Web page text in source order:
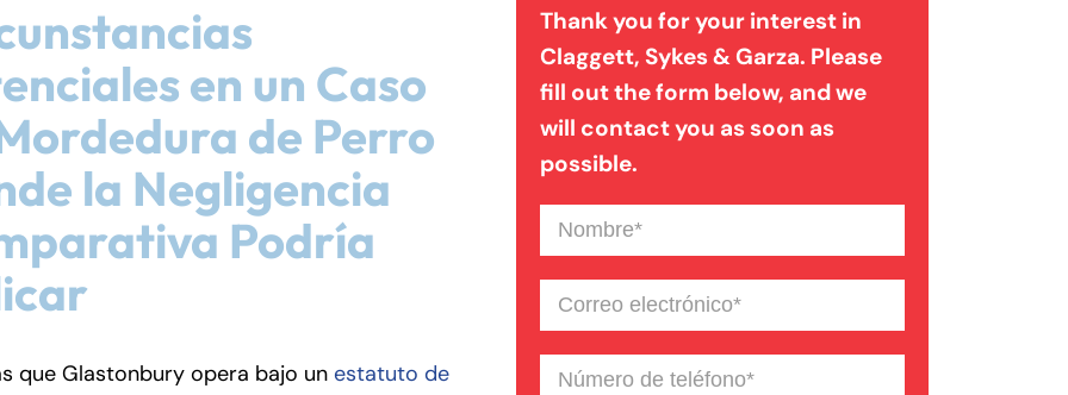
en un Caso
de Perro
la Negligencia
Podría
que Glastonbury opera bajo un estatuto de
Leyes de Connecticut
Mordedura de perro
Noticias de la Firma
Un blog de derecho de
Thank you for your interest in
Claggett, Sykes & Garza. Please
fill out the form below, and we
will contact you as soon as
possible.
Nombre(Required)
Correo
electrónico(Required)
Número
- Hours
Service 24/7
Office Hours
8:30 AM – 5:00 PM
8:30 AM – 5:00 PM
- Hours
Service 24/7
Office Hours
8:30 AM – 5:00 PM
8:30 AM – 5:00 PM